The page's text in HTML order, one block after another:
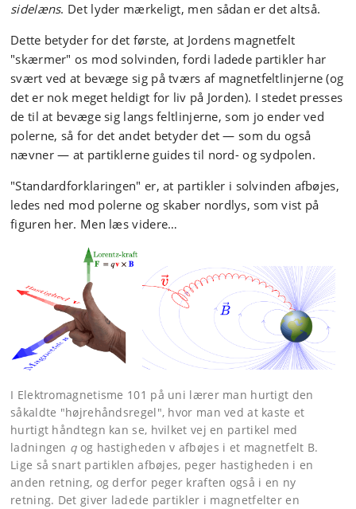
sidelæns. Det lyder mærkeligt, men sådan er det altså.
Dette betyder for det første, at Jordens magnetfelt
"skærmer" os mod solvinden, fordi ladede partikler har
svært ved at bevæge sig på tværs af magnetfeltlinjerne (og
det er nok meget heldigt for liv på Jorden). I stedet presses
de til at bevæge sig langs feltlinjerne, som jo ender ved
polerne, så for det andet betyder det — som du også
nævner — at partiklerne guides til nord- og sydpolen.
"Standardforklaringen" er, at partikler i solvinden afbøjes,
ledes ned mod polerne og skaber nordlys, som vist på
figuren her. Men læs videre…
I Elektromagnetisme 101 på uni lærer man hurtigt den
såkaldte "højrehåndsregel", hvor man ved at kaste et
hurtigt håndtegn kan se, hvilket vej en partikel med
ladningen qog hastighedenv afbøjes i et magnetfelt B.
Lige så snart partiklen afbøjes, peger hastigheden i en
anden retning, og derfor peger kraften også i en ny
retning. Det giver ladede partikler i magnetfelter en